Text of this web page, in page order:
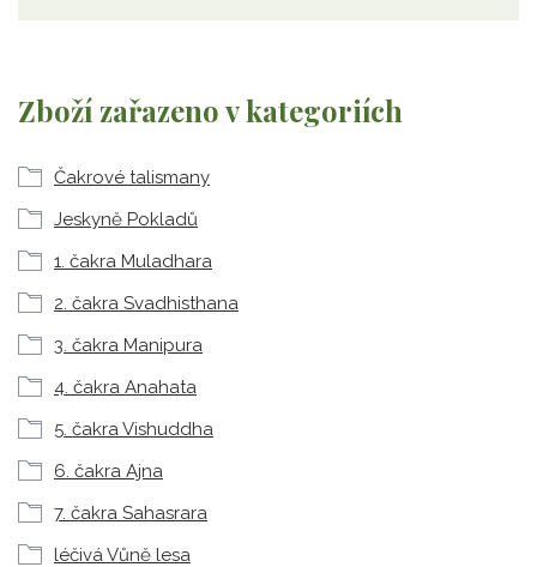
Zboží zařazeno v kategoriích
Čakrové talismany
Jeskyně Pokladů
1. čakra Muladhara
2. čakra Svadhisthana
3. čakra Manipura
4. čakra Anahata
5. čakra Vishuddha
6. čakra Ajna
7. čakra Sahasrara
léčivá Vůně lesa